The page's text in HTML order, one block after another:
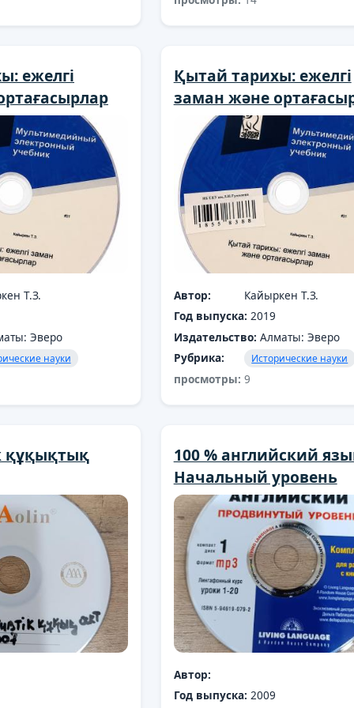
ежелгі
Т.З.
Эверо
науки
Қытай тарихы: ежелгі
заман және
Автор:
Кайыркен Т.З.
Год выпуска: 2019
Издательство: Алматы: Эверо
Рубрика:
Исторические науки
просмотры: 9
құқықтық
100 % английский
Начальный уровень
Автор:
Год выпуска: 2009